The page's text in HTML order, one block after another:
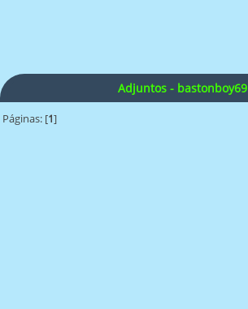
Adjuntos - bastonboy69
Páginas: [1]